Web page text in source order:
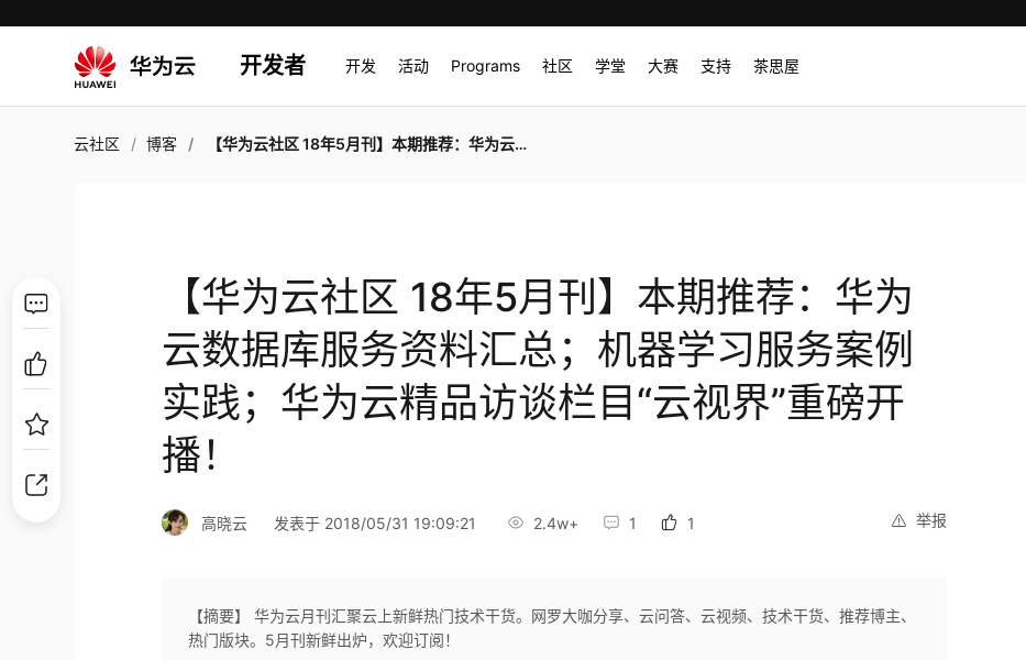
开发者 开发 活动 Programs 社区 学堂 大赛 支持 茶思屋
云社区 博客 【华为云社区 18年5月刊】本期推荐：华为云数据库服务资料汇总；机器学习服务案例实践；华为云精品访谈栏目“云视界”重磅开播！
【华为云社区 18年5月刊】本期推荐：华为
云数据库服务资料汇总；机器学习服务案例
实践；华为云精品访谈栏目“云视界”重磅开
播！
举报
高晓云 发表于 2018/05/31 19:09:21 2.4w+ 1 1
【摘要】 华为云月刊汇聚云上新鲜热门技术干货。网罗大咖分享、云问答、云视频、技术干货、推荐博主、
热门版块。5月刊新鲜出炉，欢迎订阅！